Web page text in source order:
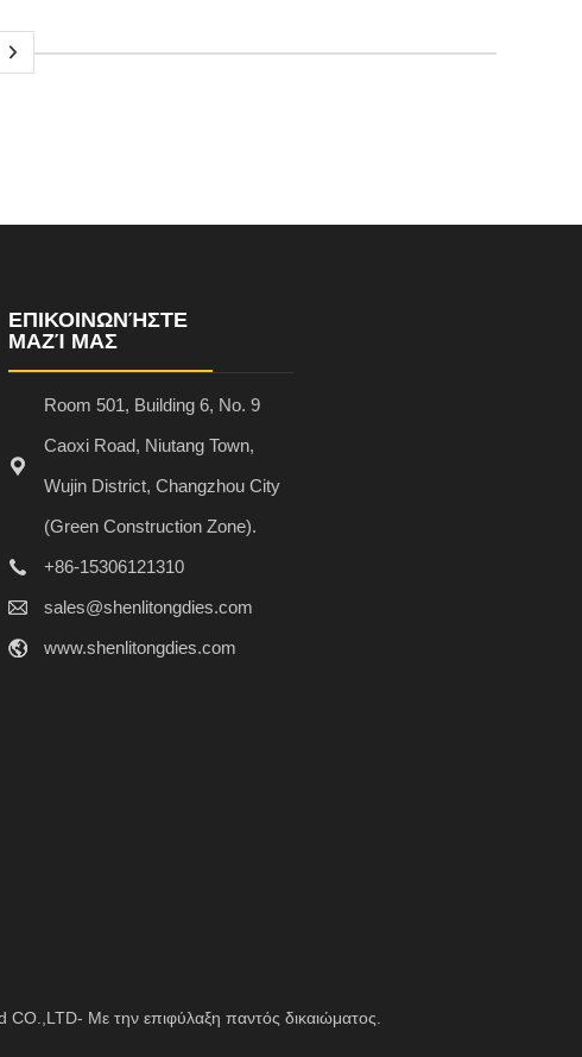
ΕΠΙΚΟΙΝΩΝΉΣΤΕ
ΜΑΖΊ ΜΑΣ
Room 501, Building 6, No. 9
Caoxi Road, Niutang Town,
Wujin District, Changzhou City
(Green Construction Zone).
+86-15306121310
sales@shenlitongdies.com
www.shenlitongdies.com
Με την επιφύλαξη παντός δικαιώματος.